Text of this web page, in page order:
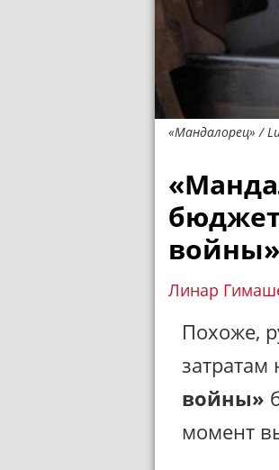
«Мандалорец» /
Линар
Похоже,
войны»
момент